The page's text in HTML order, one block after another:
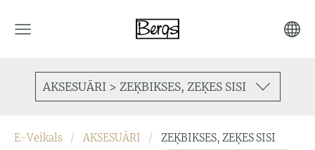
AKSESUĀRI > ZEĶBIKSES, ZEĶES SISI
E-Veikals AKSESUĀRI ZEĶBIKSES, ZEĶES SISI